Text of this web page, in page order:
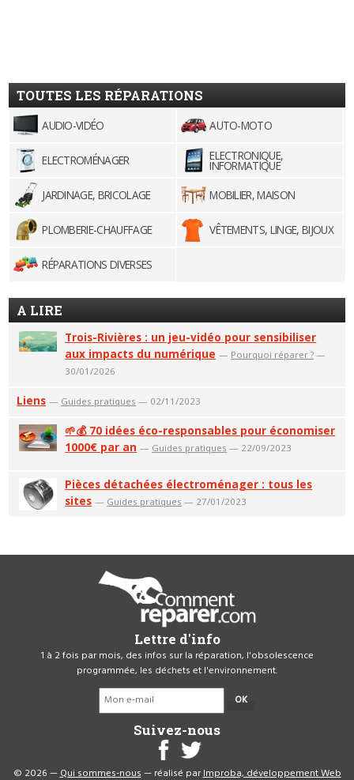
TOUTES LES RÉPARATIONS
AUDIO-VIDÉO AUTO-MOTO
ELECTROMÉNAGER ELECTRONIQUE,
INFORMATIQUE
JARDINAGE, BRICOLAGE
MOBILIER, MAISON
PLOMBERIE-CHAUFFAGE VÊTEMENTS, LINGE, BIJOUX
RÉPARATIONS DIVERSES
A LIRE
Trois-Rivières : un jeu-vidéo pour sensibiliser
aux impacts du numérique — Pourquoi réparer ? —
30/01/2026
Liens — Guides pratiques — 02/11/2023
🌱💰 70 idées éco-responsables pour économiser
1000€ par an — Guides pratiques — 22/09/2023
Pièces détachées électroménager : tous les
sites — Guides pratiques — 27/01/2023
Lettre d'info
1 à 2 fois par mois, des infos sur la réparation, l'obsolescence
programmée, les déchets et l'environnement.
OK
Suivez-nous
© 2026 —Qui sommes-nous— réalisé parImproba, développement Web